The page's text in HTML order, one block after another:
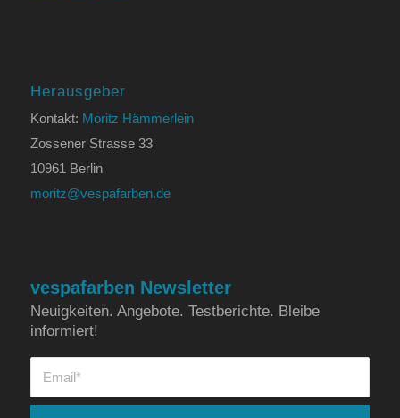
Herausgeber
Kontakt: Moritz Hämmerlein
Zossener Strasse 33
10961 Berlin
moritz@vespafarben.de
vespafarben Newsletter
Neuigkeiten. Angebote. Testberichte. Bleibe
informiert!